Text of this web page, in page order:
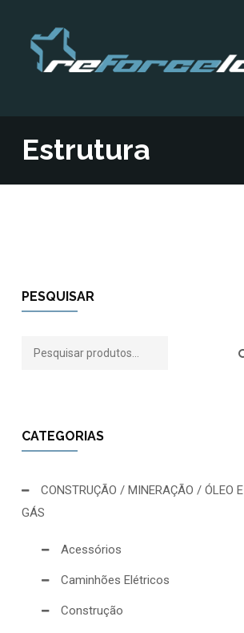
Estrutura
PESQUISAR
CATEGORIAS
CONSTRUÇÃO / MINERAÇÃO / ÓLEO E
GÁS
Acessórios
Caminhões Elétricos
Construção